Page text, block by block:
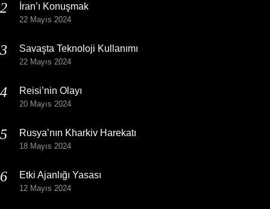
İran’ı Konuşmak
22 Mayıs 2024
Savaşta Teknoloji Kullanımı
22 Mayıs 2024
Reisi’nin Olayı
20 Mayıs 2024
Rusya’nın Kharkiv Harekatı
18 Mayıs 2024
Etki Ajanlığı Yasası
12 Mayıs 2024